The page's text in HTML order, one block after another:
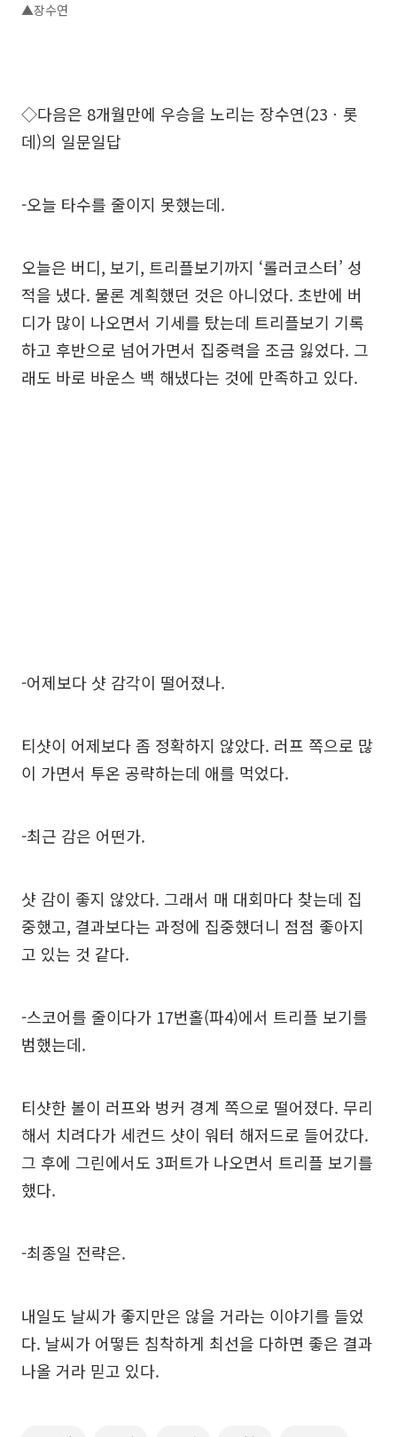
▲장수연
◇다음은 8개월만에 우승을 노리는 장수연(23ㆍ롯
데)의 일문일답
-오늘 타수를 줄이지 못했는데.
오늘은 버디, 보기, 트리플보기까지 ‘롤러코스터’ 성
적을 냈다. 물론 계획했던 것은 아니었다. 초반에 버
디가 많이 나오면서 기세를 탔는데 트리플보기 기록
하고 후반으로 넘어가면서 집중력을 조금 잃었다. 그
래도 바로 바운스 백 해냈다는 것에 만족하고 있다.
-어제보다 샷 감각이 떨어졌나.
티샷이 어제보다 좀 정확하지 않았다. 러프 쪽으로 많
이 가면서 투온 공략하는데 애를 먹었다.
-최근 감은 어떤가.
샷 감이 좋지 않았다. 그래서 매 대회마다 찾는데 집
중했고, 결과보다는 과정에 집중했더니 점점 좋아지
고 있는 것 같다.
-스코어를 줄이다가 17번홀(파4)에서 트리플 보기를
범했는데.
티샷한 볼이 러프와 벙커 경계 쪽으로 떨어졌다. 무리
해서 치려다가 세컨드 샷이 워터 해저드로 들어갔다.
그 후에 그린에서도 3퍼트가 나오면서 트리플 보기를
했다.
-최종일 전략은.
내일도 날씨가 좋지만은 않을 거라는 이야기를 들었
다. 날씨가 어떻든 침착하게 최선을 다하면 좋은 결과
나올 거라 믿고 있다.